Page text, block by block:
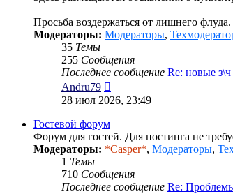
Просьба воздержаться от лишнего флуда.
Модераторы: Модераторы,
35 Темы
255 Сообщения
Последнее сообщение Re: новые з\ч
Andru79
к
28 июл 2026, 23:49
Гостевой форум
Форум для гостей. Для постинга не
Модераторы: *Casper*, Модераторы,
1 Темы
710 Сообщения
Последнее сообщение Re: